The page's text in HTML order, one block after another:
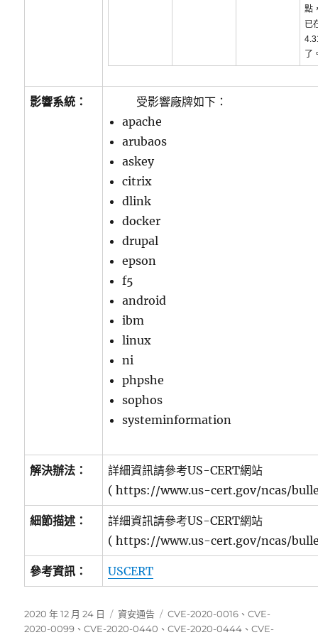
點
已
了
影響系統：
受影響廠牌如下：
apache
arubaos
askey
citrix
dlink
docker
drupal
epson
f5
android
ibm
linux
ni
phpshe
sophos
systeminformation
解決辦法：
詳細資訊請參考US-CERT網站
( https://www.us-cert.gov/ncas/
細節描述：
詳細資訊請參考US-CERT網站
( https://www.us-cert.gov/ncas/
參考資訊： USCERT
發
佈
2020 年 12 月 24 日
分
類
資安通告
標
籤
CVE-2020-0016 、CVE-
2020-0099 、CVE-2020-0440 、CVE-2020-0444 、CVE-